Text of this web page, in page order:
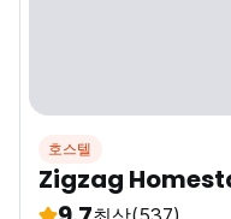
호스텔
Zigzag